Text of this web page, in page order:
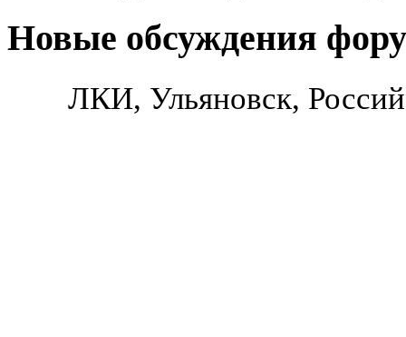
Новые обсуждения
ЛКИ, Ульяновск,